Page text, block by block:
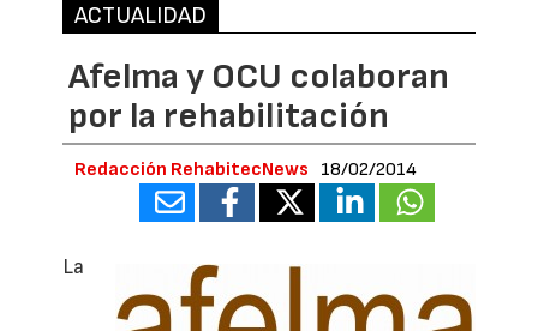
ACTUALIDAD
Afelma y OCU colaboran
por la rehabilitación
Redacción RehabitecNews 18/02/2014
La